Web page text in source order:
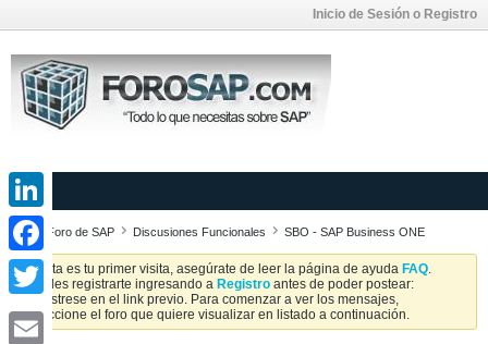
Inicio de Sesión o Registro
Foro de SAP Discusiones Funcionales SBO - SAP Business ONE
Si esta es tu primer visita, asegúrate de leer la página de ayuda FAQ.
Puedes registrarte ingresando a Registro antes de poder postear:
Regístrese en el link previo. Para comenzar a ver los mensajes,
seleccione el foro que quiere visualizar en listado a continuación.
LinkedIn
Facebook
Twitter